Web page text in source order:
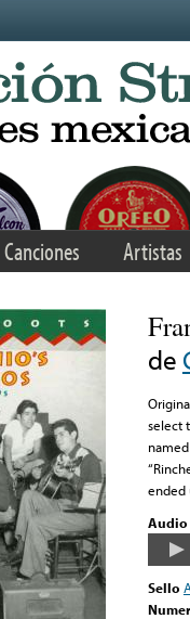
Canciones Artistas
de
select
ended
Audio
Sello